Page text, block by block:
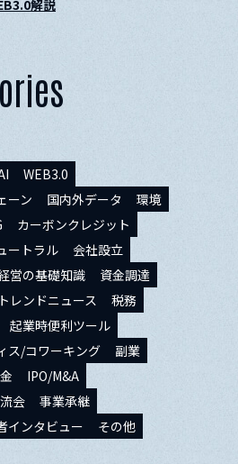
解説
WEB3.0
ーン
国内外データ
環境
カーボンクレジット
ートラル
会社設立
営の基礎知識
資金調達
トレンドニュース
税務
起業時便利ツール
ス/コワーキング
副業
IPO/M&A
会
事業承継
インタビュー
その他